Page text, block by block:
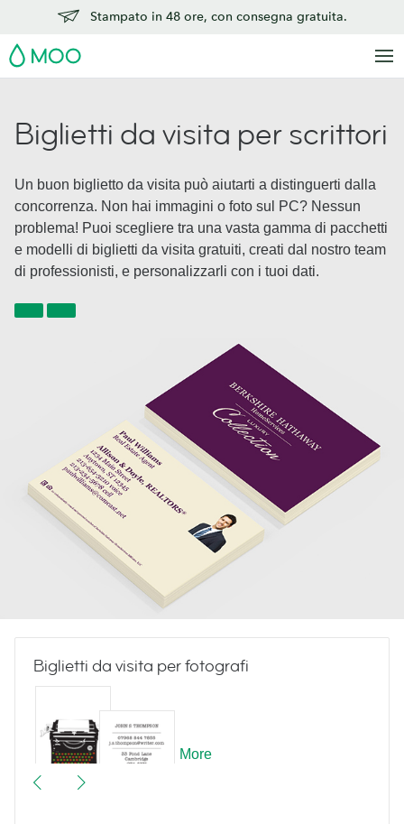
Stampato in 48 ore, con consegna gratuita.
MOO
Biglietti da visita per scrittori
Un buon biglietto da visita può aiutarti a distinguerti dalla
concorrenza. Non hai immagini o foto sul PC? Nessun
problema! Puoi scegliere tra una vasta gamma di pacchetti
e modelli di biglietti da visita gratuiti, creati dal nostro team
di professionisti, e personalizzarli con i tuoi dati.
Biglietti da visita per fotografi
More